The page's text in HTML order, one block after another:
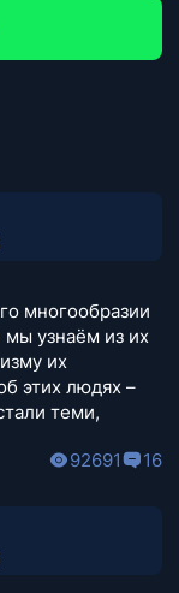
многообразии
мы узнаём из их
их
этих людях –
теми,
92691 16